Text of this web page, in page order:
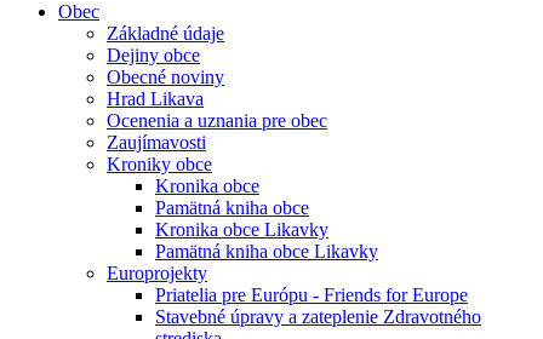
Obec
Základné údaje
Dejiny obce
Obecné noviny
Hrad Likava
Ocenenia a uznania pre obec
Zaujímavosti
Kroniky obce
Kronika obce
Pamätná kniha obce
Kronika obce Likavky
Pamätná kniha obce Likavky
Europrojekty
Priatelia pre Európu - Friends for Europe
Stavebné úpravy a zateplenie Zdravotného